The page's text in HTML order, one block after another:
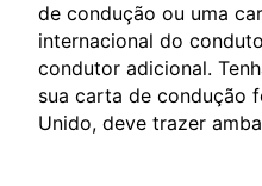
de condução ou uma
internacional do
condutor adicional.
sua carta de condução
Unido, deve trazer